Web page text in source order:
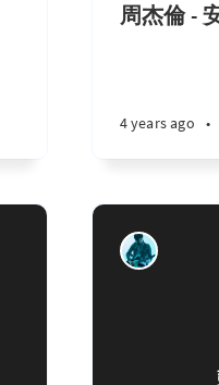
周杰倫 -
4 years ago •